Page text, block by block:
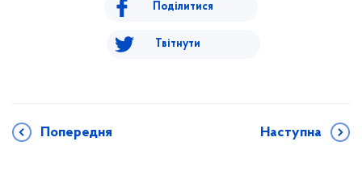
Поділитися
Твітнути
Попередня Наступна